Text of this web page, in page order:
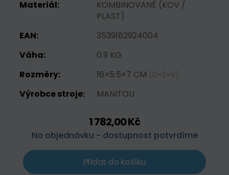
Materiál:
KOMBINOVANĚ (KOV /
PLAST)
EAN:
3539182924004
Váha:
0.9 KG
Rozměry:
16×5.5×7 CM (D×Š×V)
Výrobce stroje: MANITOU
1 782,00 Kč
Na objednávku - dostupnost potvrdíme
Přidat do košíku